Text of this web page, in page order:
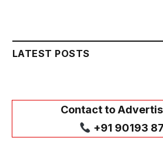
LATEST POSTS
Contact to
+91 90193